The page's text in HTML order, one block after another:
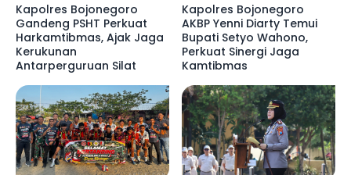
Kapolres Bojonegoro
Gandeng PSHT Perkuat
Harkamtibmas, Ajak Jaga
Kerukunan
Antarperguruan Silat
Kapolres Bojonegoro
AKBP Yenni Diarty Temui
Bupati Setyo Wahono,
Perkuat Sinergi Jaga
Kamtibmas